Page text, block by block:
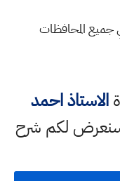
جميع المحافظات
الاستاذ احمد
سنعرض لكم شرح